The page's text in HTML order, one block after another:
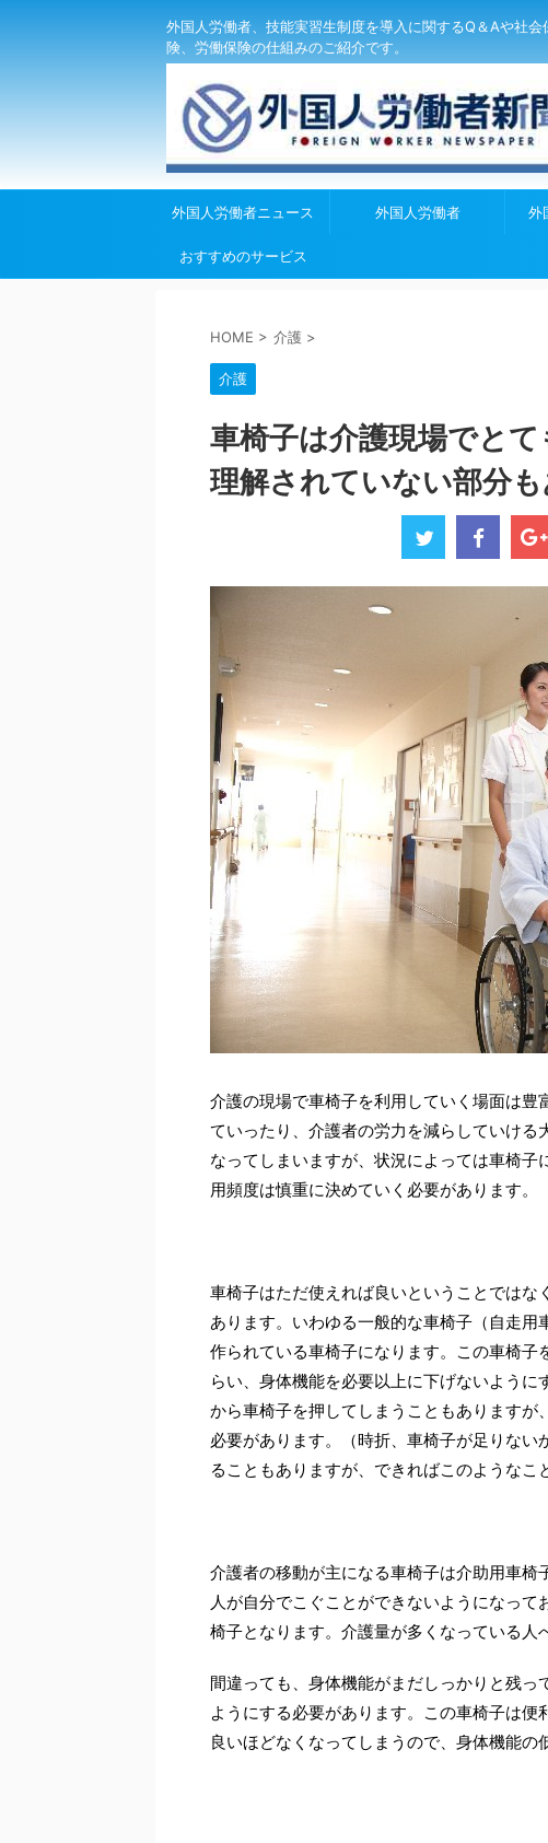
外国人労働者、技能実習生制度を導入に関するQ＆Aや社会
険、労働保険の仕組みのご紹介です。
外国人労働者ニュース 外国人労働者 外
おすすめのサービス
HOME > 介護 >
介護
車椅子は介護現場でと
理解されていない部分も
介護の現場で車椅子を利用していく場面は
ていったり、介護者の労力を減らしていけ
なってしまいますが、状況によっては車椅
用頻度は慎重に決めていく必要があります。
車椅子はただ使えれば良いということでは
あります。いわゆる一般的な車椅子（自走用
作られている車椅子になります。この車椅
らい、身体機能を必要以上に下げないよう
から車椅子を押してしまうこともありますが
必要があります。（時折、車椅子が足りな
ることもありますが、できればこのようなこ
介護者の移動が主になる車椅子は介助用車
人が自分でこぐことができないようになっ
椅子となります。介護量が多くなっている人
間違っても、身体機能がまだしっかりと残
ようにする必要があります。この車椅子は
良いほどなくなってしまうので、身体機能の